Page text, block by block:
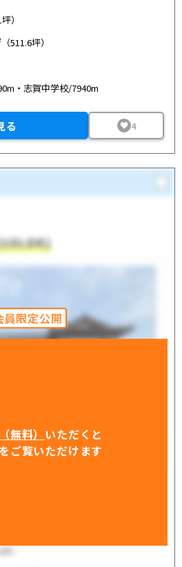
）
511.6坪）
・志賀中学校/7940m
る 4
員限定公開
無料） いただくと
ご覧いただけます
）